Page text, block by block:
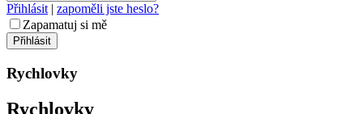
Přihlásit| zapoměli jste heslo?
Zapamatuj si mě
Rychlovky
Rychlovky